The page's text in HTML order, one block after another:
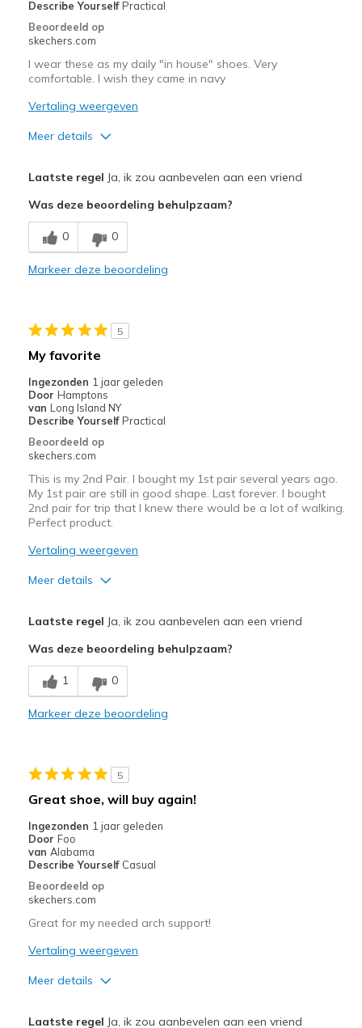
Describe Yourself Practical
Beoordeeld op
skechers.com
I wear these as my daily "in house" shoes. Very
comfortable. I wish they came in navy
Vertaling weergeven
Meer details
Breathe Well
Comfortable
Casual Wear
Width
Sizing
Feels true to size
Laatste regel Ja, ik zou aanbevelen aan een vriend
Was deze beoordeling behulpzaam?
0 0
Markeer deze beoordeling
5
My favorite
Ingezonden 1 jaar geleden
Door Hamptons
van Long Island NY
Describe Yourself Practical
Beoordeeld op
skechers.com
This is my 2nd Pair. I bought my 1st pair several years ago.
My 1st pair are still in good shape. Last forever. I bought
2nd pair for trip that I knew there would be a lot of walking.
Perfect product.
Vertaling weergeven
Meer details
Comfortable
Durable
Travel
Width
Feels true to width
Sizing
View On Shoes
I'm Into Shoes
Laatste regel Ja, ik zou aanbevelen aan een vriend
Was deze beoordeling behulpzaam?
1 0
Markeer deze beoordeling
5
Great shoe, will buy again!
Ingezonden 1 jaar geleden
Door Foo
van Alabama
Describe Yourself Casual
Beoordeeld op
skechers.com
Great for my needed arch support!
Vertaling weergeven
Meer details
Laatste regel Ja, ik zou aanbevelen aan een vriend